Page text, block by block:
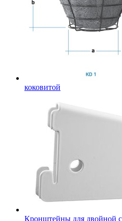
коковитой
Кронштейны для двойной